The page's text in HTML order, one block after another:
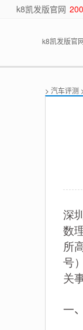
k8凯发版官网
k8凯发版官
> 汽车评测
深
数
所
号
关
一